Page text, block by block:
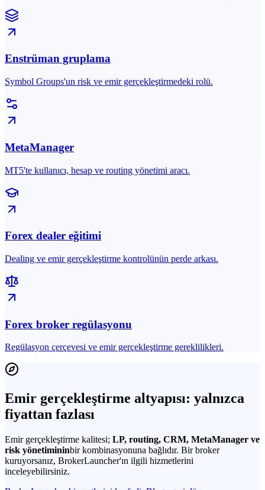
Enstrüman gruplama
Symbol Groups'un risk ve emir gerçekleştirmedeki rolü.
MetaManager
MT5'te kullanıcı, hesap ve routing yönetimi aracı.
Forex dealer eğitimi
Dealing ve emir gerçekleştirme kontrolünün perde arkası.
Forex broker regülasyonu
Regülasyon çerçevesi ve emir gerçekleştirme gereklilikleri.
Emir gerçekleştirme altyapısı: yalnızca
fiyattan fazlası
Emir gerçekleştirme kalitesi; LP, routing, CRM, MetaManager ve
risk yönetimininbir kombinasyonuna bağlıdır. Bir broker
kuruyorsanız, BrokerLauncher'ın ilgili hizmetlerini
inceleyebilirsiniz.